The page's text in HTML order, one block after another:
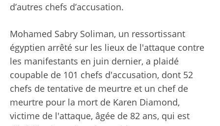
d’autres chefs d’accusation.
Mohamed Sabry Soliman, un ressortissant
égyptien arrêté sur les lieux de l'attaque contre
les manifestants en juin dernier, a plaidé
coupable de 101 chefs d'accusation, dont 52
chefs de tentative de meurtre et un chef de
meurtre pour la mort de Karen Diamond,
victime de l'attaque, âgée de 82 ans, qui est